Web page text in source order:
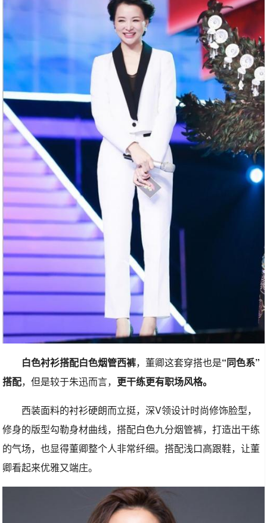
白色衬衫搭配白色烟管西裤，董卿这套穿搭也是“同色系”
搭配，但是较于朱迅而言， 更干练更有职场风格。
西装面料的衬衫硬朗而立挺，深V领设计时尚修饰脸型，
修身的版型勾勒身材曲线，搭配白色九分烟管裤，打造出干练
的气场，也显得董卿整个人非常纤细。搭配浅口高跟鞋，让董
卿看起来优雅又端庄。